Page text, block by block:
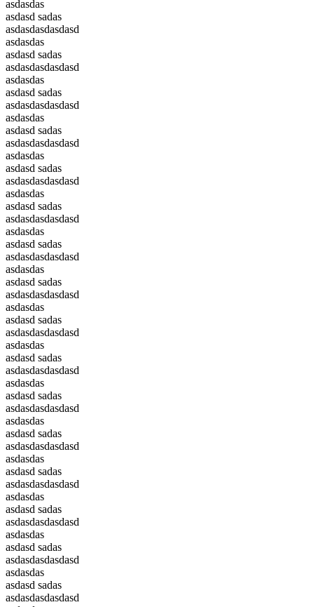
asdasdas
asdasd sadas
asdasdasdasdasd
asdasdas
asdasd sadas
asdasdasdasdasd
asdasdas
asdasd sadas
asdasdasdasdasd
asdasdas
asdasd sadas
asdasdasdasdasd
asdasdas
asdasd sadas
asdasdasdasdasd
asdasdas
asdasd sadas
asdasdasdasdasd
asdasdas
asdasd sadas
asdasdasdasdasd
asdasdas
asdasd sadas
asdasdasdasdasd
asdasdas
asdasd sadas
asdasdasdasdasd
asdasdas
asdasd sadas
asdasdasdasdasd
asdasdas
asdasd sadas
asdasdasdasdasd
asdasdas
asdasd sadas
asdasdasdasdasd
asdasdas
asdasd sadas
asdasdasdasdasd
asdasdas
asdasd sadas
asdasdasdasdasd
asdasdas
asdasd sadas
asdasdasdasdasd
asdasdas
asdasd sadas
asdasdasdasdasd